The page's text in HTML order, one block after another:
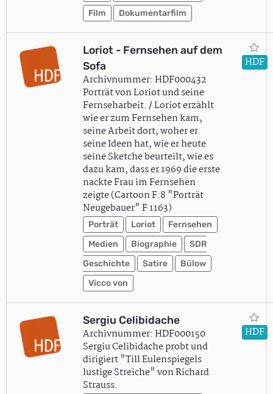
Film
Dokumentarfilm
Loriot - Fernsehen auf dem
Sofa
Archivnummer: HDF000432
Porträt von Loriot und seine
Fernseharbeit. / Loriot erzählt
wie er zum Fernsehen kam,
seine Arbeit dort, woher er
seine Ideen hat, wie er heute
seine Sketche beurteilt, wie es
dazu kam, dass er 1969 die erste
nackte Frau im Fernsehen
zeigte (Cartoon F:8 "Porträt
Neugebauer" F 1163)
Porträt Loriot
Fernsehen
Medien
Biographie
SDR
Geschichte
Satire
Bülow
Vicco von
HDF
Sergiu Celibidache
Archivnummer: HDF000150
Sergiu Celibidache probt und
dirigiert "Till Eulenspiegels
lustige Streiche" von Richard
Strauss.
HDF